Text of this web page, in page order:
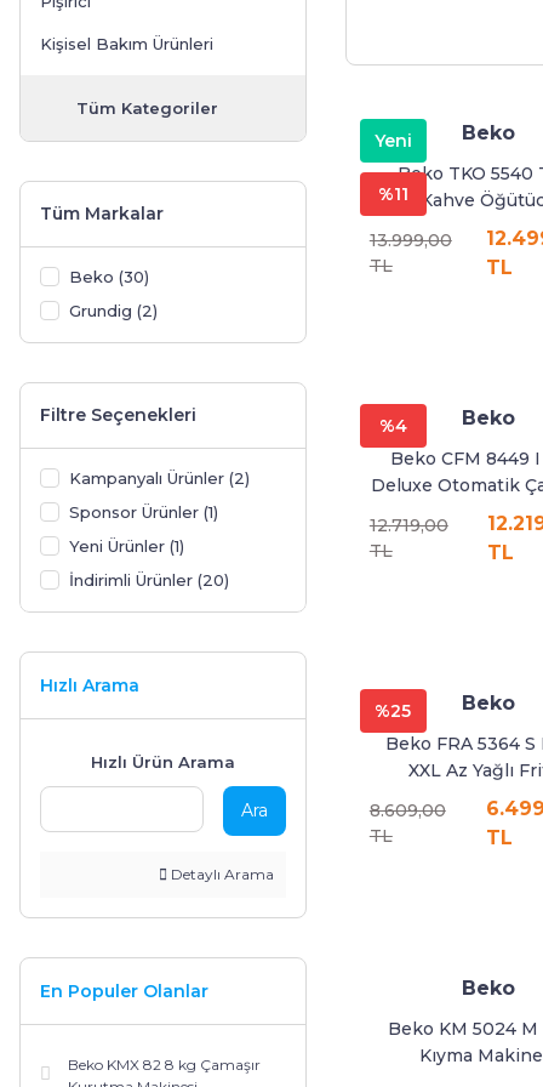
Kişisel Bakım Ürünleri
Tüm Kategoriler
Tüm Markalar
Beko (30)
Grundig (2)
Filtre Seçenekleri
Kampanyalı Ürünler (2)
Sponsor Ürünler (1)
Yeni Ürünler (1)
İndirimli Ürünler (20)
Hızlı Arama
Hızlı Ürün Arama
Ara
Detaylı Arama
En Populer Olanlar
Beko KMX 82 8 kg Çamaşır
Yeni
%11
Beko
Beko TKO 5540
Kahve
13.999,00
TL
TL
%4 Beko
Beko CFM 8449
Deluxe Otomatik
Kahve
12.719,00
TL
TL
%25 Beko
Beko FRA 5364 S
XXL Az Yağlı
8.609,00
TL
TL
Beko
Beko KM 5024 M
Kıyma